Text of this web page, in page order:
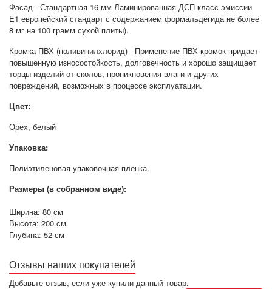
Фасад - Стандартная 16 мм Ламинированная ДСП класс эмиссии
E1 европейский стандарт с содержанием формальдегида не более
8 мг на 100 грамм сухой плиты).
Кромка ПВХ (поливинилхлорид) - Применение ПВХ кромок придает
повышенную износостойкость, долговечность и хорошо защищает
торцы изделий от сколов, проникновения влаги и других
повреждений, возможных в процессе эксплуатации.
Цвет:
Орех, белый
Упаковка:
Полиэтиленовая упаковочная пленка.
Размеры (в собранном виде):
Ширина: 80 см
Высота: 200 см
Глубина: 52 см
Отзывы наших покупателей
Добавьте отзыв, если уже купили данный товар.